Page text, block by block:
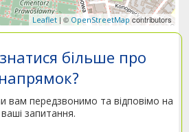
Leaflet | © OpenStreetMapcontributors
більше про
напрямок?
вам передзвонимо та відповімо на
ваші запитання.